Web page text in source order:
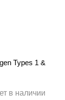
Types 1 &
в наличии